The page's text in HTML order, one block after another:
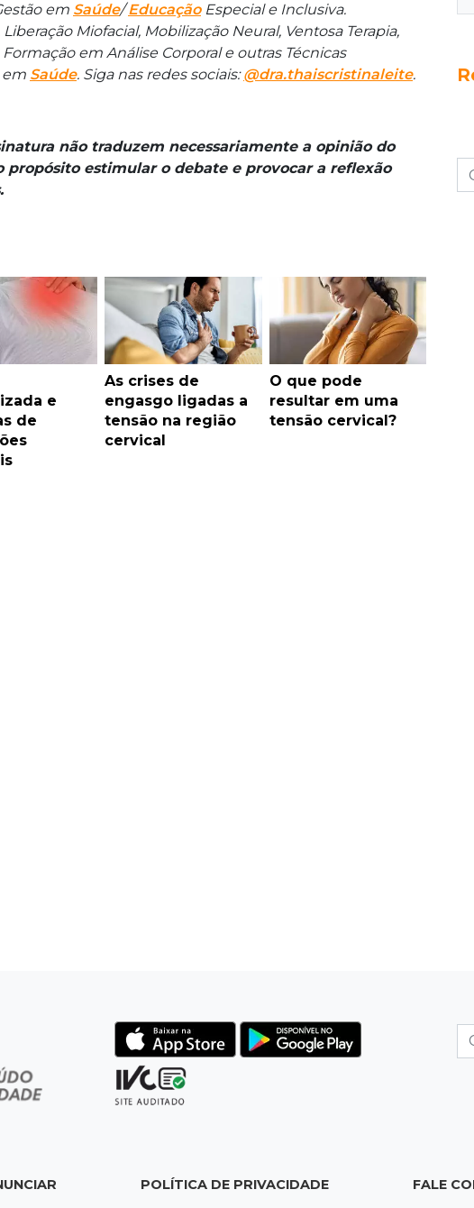
em Saúde/EducaçãoEspecial e Inclusiva.
Miofacial, Mobilização Neural, Ventosa Terapia,
em Análise Corporal e outras Técnicas
em Saúde. Siga nas redes sociais:@dra.thaiscristinaleite.
não traduzem necessariamente a opinião do
propósito estimular o debate e provocar a reflexão
e
de
As crises de
engasgo ligadas a
tensão na região
cervical
O que pode
resultar em uma
tensão cervical?
POLÍTICA DE PRIVACIDADE FALE